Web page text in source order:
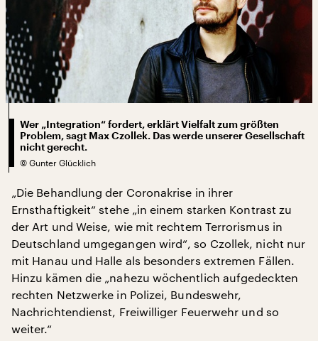
Wer „Integration“ fordert, erklärt Vielfalt zum größten
Problem, sagt Max Czollek. Das werde unserer Gesellschaft
nicht gerecht.
© Gunter Glücklich
„Die Behandlung der Coronakrise in ihrer
Ernsthaftigkeit“ stehe „in einem starken Kontrast zu
der Art und Weise, wie mit rechtem Terrorismus in
Deutschland umgegangen wird“, so Czollek, nicht nur
mit Hanau und Halle als besonders extremen Fällen.
Hinzu kämen die „nahezu wöchentlich aufgedeckten
rechten Netzwerke in Polizei, Bundeswehr,
Nachrichtendienst, Freiwilliger Feuerwehr und so
weiter.“